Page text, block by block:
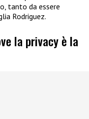
tanto da essere
Rodriguez.
la privacy è la